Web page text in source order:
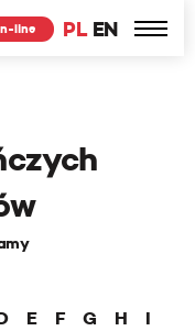
PL EN
line
E F G H
I